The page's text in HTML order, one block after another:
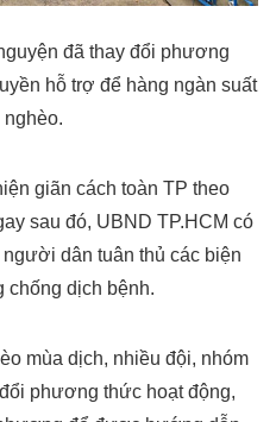
đã thay đổi phương
hỗ trợ để hàng ngàn suất
giãn cách toàn TP theo
sau đó, UBND TP.HCM có
dân tuân thủ các biện
chống dịch bệnh.
mùa dịch, nhiều đội, nhóm
phương thức hoạt động,